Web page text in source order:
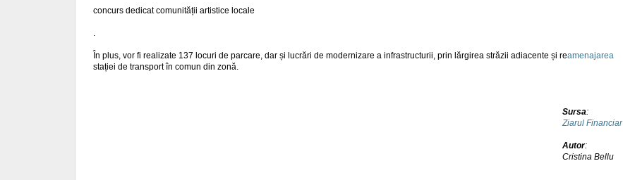
concurs dedicat comunității artistice locale
În plus, vor fi realizate 137 locuri de parcare, dar și lucrări de modernizare a infrastructurii, prin lărgirea străzii adiacente și reamenajarea
stației de transport în comun din zonă.
Sursa:
Ziarul Financiar
Autor:
Cristina Bellu